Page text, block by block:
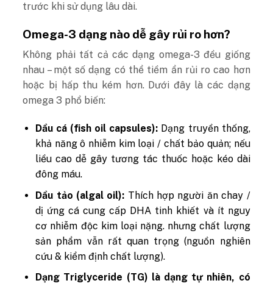
trước khi sử dụng lâu dài.
Omega-3 dạng nào dễ gây rủi ro hơn?
Không phải tất cả các dạng omega-3 đều giống
nhau – một số dạng có thể tiềm ẩn rủi ro cao hơn
hoặc bị hấp thu kém hơn. Dưới đây là các dạng
omega 3 phổ biến:
Dầu cá (fish oil capsules): Dạng truyền thống,
khả năng ô nhiễm kim loại / chất bảo quản; nếu
liều cao dễ gây tương tác thuốc hoặc kéo dài
đông máu.
Dầu tảo (algal oil): Thích hợp người ăn chay /
dị ứng cá cung cấp DHA tinh khiết và ít nguy
cơ nhiễm độc kim loại nặng. nhưng chất lượng
sản phẩm vẫn rất quan trọng (nguồn nghiên
cứu & kiểm định chất lượng).
Dạng Triglyceride (TG) là dạng tự nhiên, có